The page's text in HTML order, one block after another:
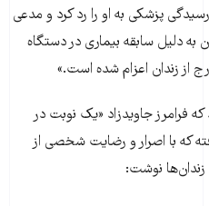
پزشکی به او را رد کرد و مدعی
دلیل سابقه بیماری در دستگاه
از زندان اعزام شده است.»
که فرامرز جاویدزاد «یک نوبت در
که با اصرار و رضایت شخصی از
نوشت: